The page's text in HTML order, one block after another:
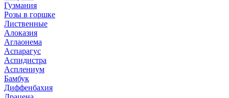
Гузмания
Розы в горшке
Лиственные
Алоказия
Аглаонема
Аспарагус
Аспидистра
Асплениум
Бамбук
Диффенбахия